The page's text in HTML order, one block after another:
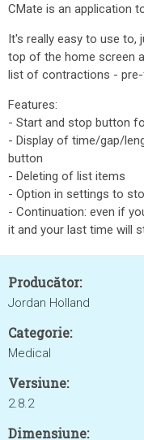
CMate is an application
It's really easy to use
top of the home screen
list of contractions - pre-
Features:
- Start and stop button
- Display of time/gap/
button
- Deleting of list items
- Option in settings to
- Continuation: even if
it and your last time will
Producător:
Jordan Holland
Categorie:
Medical
Versiune:
2.8.2
Dimensiune: